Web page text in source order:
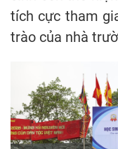
tích cực tham
trào của nhà